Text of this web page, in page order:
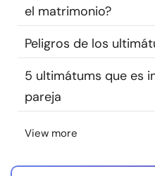
Idioma
Sobre nosotros Contáctanos
nosotros
el matrimonio?
Peligros de los
5 ultimátums que es
pareja
View more